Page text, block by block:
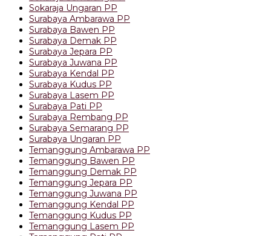
Sokaraja Ungaran PP
Surabaya Ambarawa PP
Surabaya Bawen PP
Surabaya Demak PP
Surabaya Jepara PP
Surabaya Juwana PP
Surabaya Kendal PP
Surabaya Kudus PP
Surabaya Lasem PP
Surabaya Pati PP
Surabaya Rembang PP
Surabaya Semarang PP
Surabaya Ungaran PP
Temanggung Ambarawa PP
Temanggung Bawen PP
Temanggung Demak PP
Temanggung Jepara PP
Temanggung Juwana PP
Temanggung Kendal PP
Temanggung Kudus PP
Temanggung Lasem PP